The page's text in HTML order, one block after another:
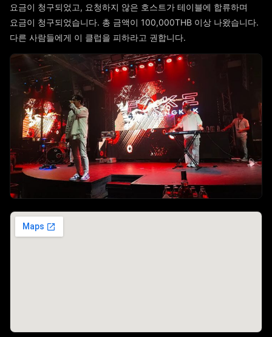
요금이 청구되었고, 요청하지 않은 호스트가 테이블에 합류하며
요금이 청구되었습니다. 총 금액이 100,000THB 이상 나왔습니다.
다른 사람들에게 이 클럽을 피하라고 권합니다.